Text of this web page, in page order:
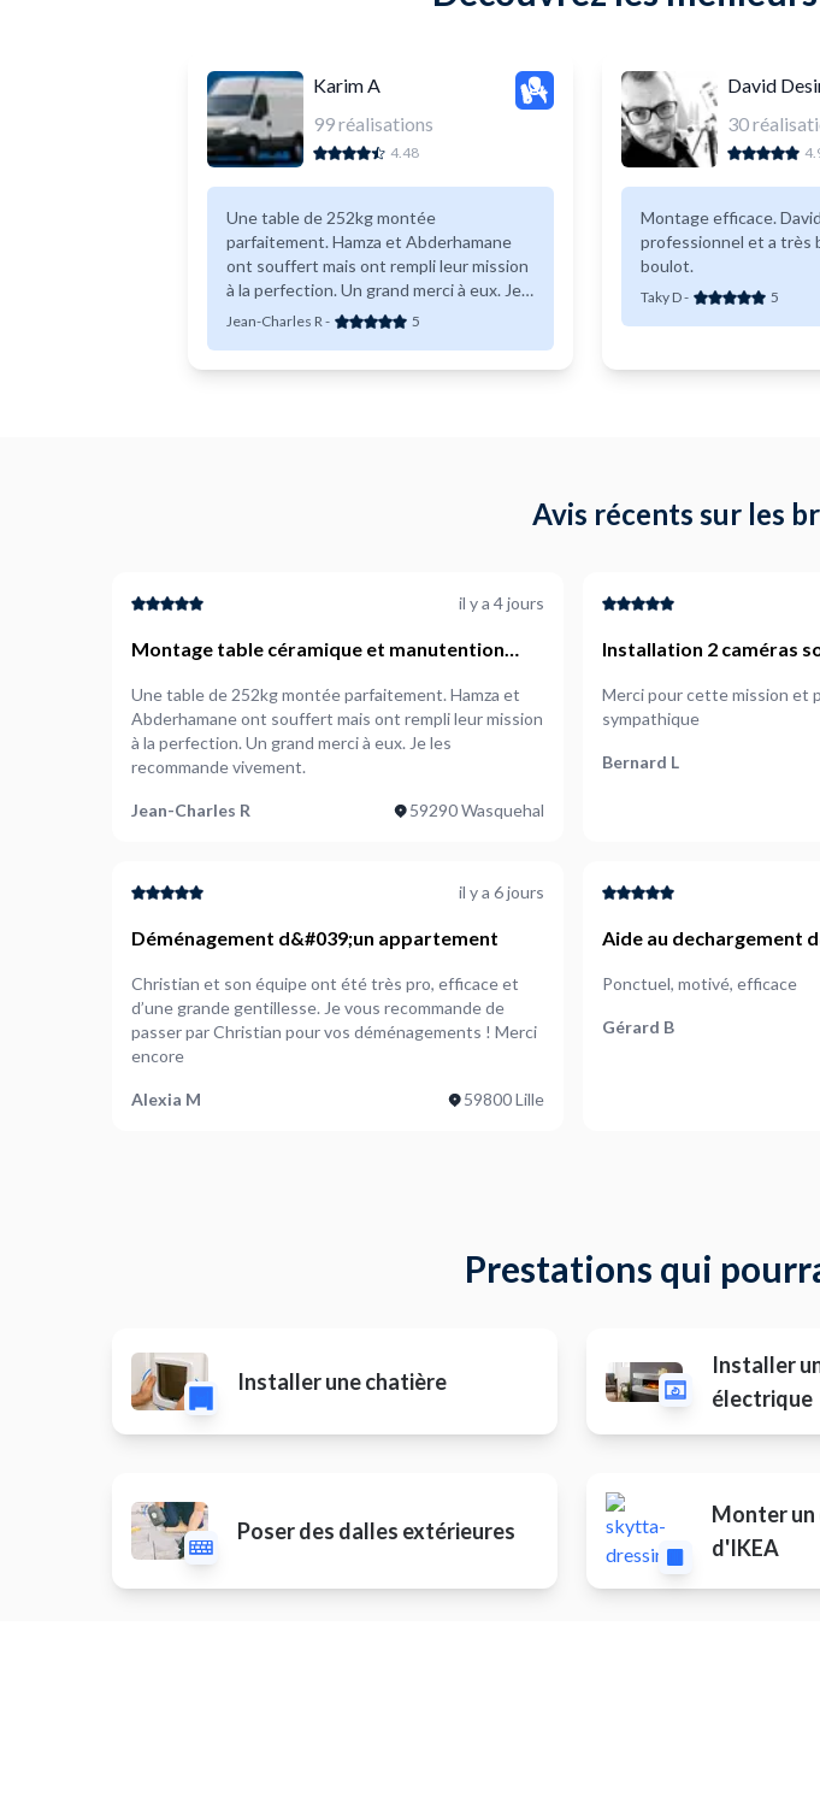
Karim A
99réalisations
4.48
Une table de 252kg montée
parfaitement. Hamza et Abderhamane
ont souffert mais ont rempli leur mission
à la perfection. Un grand merci à eux. Je
les recommande vivement.
Jean-Charles R- 5
David
30
Montage efficace.
professionnel et a très
boulot.
Taky D- 5
Avis récents sur les
il y a 4 jours
Montage table céramique et manutention
Une table de 252kg montée parfaitement. Hamza et
Abderhamane ont souffert mais ont rempli leur mission
à la perfection. Un grand merci à eux. Je les
recommande vivement.
Jean-Charles R 59290 Wasquehal
Installation 2 caméras
Merci pour cette mission et
sympathique
Bernard L
il y a 6 jours
Déménagement d&#039;un appartement
Christian et son équipe ont été très pro, efficace et
d’une grande gentillesse. Je vous recommande de
passer par Christian pour vos déménagements ! Merci
encore
Alexia M 59800 Lille
Aide au dechargement
Ponctuel, motivé, efficace
Gérard B
Prestations qui
Installer une chatière
Installer
électrique
Poser des dalles extérieures
Monter un
d'IKEA